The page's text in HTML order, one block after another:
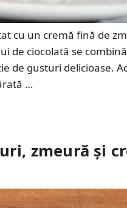
cu un cremă fină de
de ciocolată se
de gusturi delicioase.
…
zmeură și